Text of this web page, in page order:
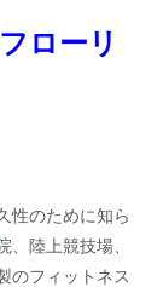
ローリ
性のために知ら
陸上競技場、
のフィットネス